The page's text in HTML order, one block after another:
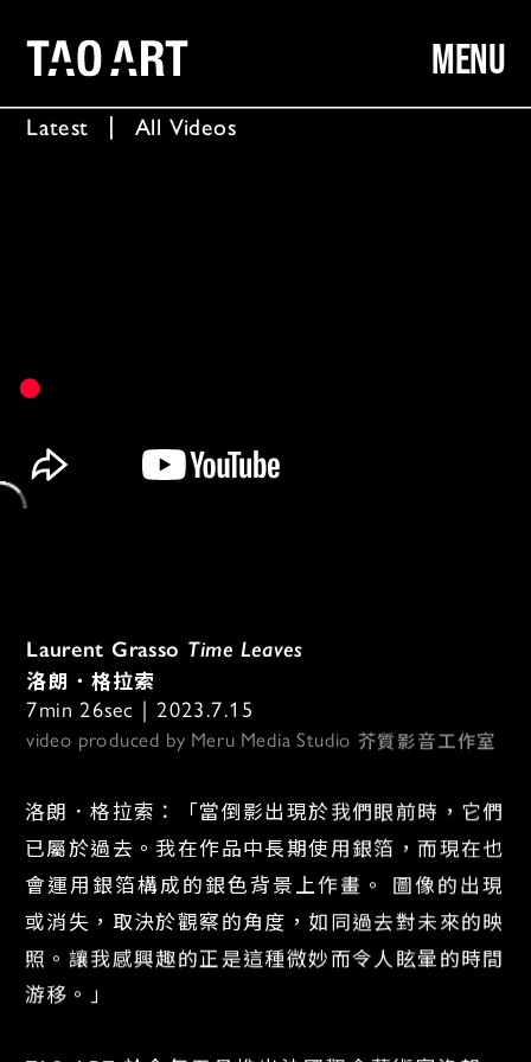
Latest All Videos
Laurent Grasso Time Leaves
洛朗．格拉索
7min 26sec｜2023.7.15
video produced by Meru Media Studio 芥質影音工作室
洛朗．格拉索：「當倒影出現於我們眼前時，它們
已屬於過去。我在作品中長期使用銀箔，而現在也
會運用銀箔構成的銀色背景上作畫。 圖像的出現
或消失，取決於觀察的角度，如同過去對未來的映
照。讓我感興趣的正是這種微妙而令人眩暈的時間
游移。」
MENU